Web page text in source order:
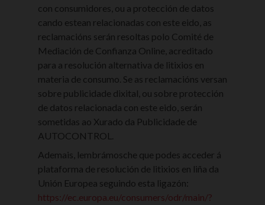
con consumidores, ou a protección de datos
cando estean relacionadas con este eido, as
reclamacións serán resoltas polo Comité de
Mediación de Confianza Online, acreditado
para a resolución alternativa de litixios en
materia de consumo. Se as reclamacións versan
sobre publicidade dixital, ou sobre protección
de datos relacionada con este eido, serán
sometidas ao Xurado da Publicidade de
AUTOCONTROL.
Ademais, lembrámosche que podes acceder á
plataforma de resolución de litixios en liña da
Unión Europea seguindo esta ligazón:
https://ec.europa.eu/consumers/odr/main/?